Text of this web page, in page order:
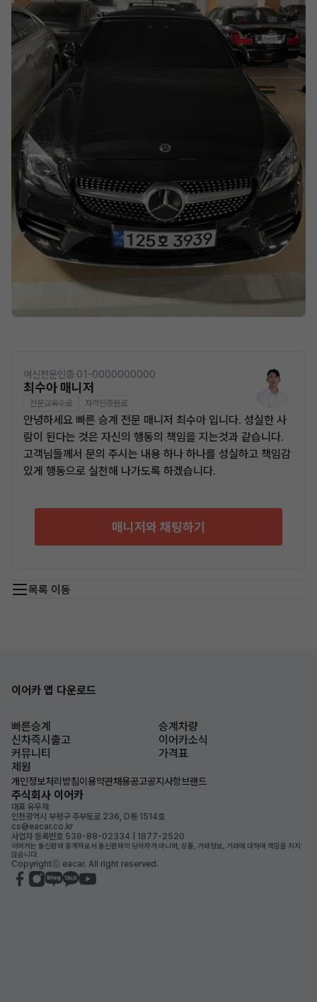
여신전문인증 01-0000000000
최수아 매니저
전문교육수료 자격인증완료
안녕하세요 빠른 승계 전문 매니저 최수아 입니다. 성실한 사
람이 된다는 것은 자신의 행동의 책임을 지는것과 같습니다.
고객님들께서 문의 주시는 내용 하나 하나를 성실하고 책임감
있게 행동으로 실천해 나가도록 하겠습니다.
매니저와 채팅하기
목록 이동
이어카 앱 다운로드
빠른승계
승계차량
신차즉시출고
이어카소식
커뮤니티
가격표
제원
개인정보처리방침이용약관채용공고공지사항브랜드
주식회사 이어카
대표 유우재
인천광역시 부평구 주부토로 236, D동 1514호
cs@eacar.co.kr
사업자 등록번호 539-88-02334 | 1877-2520
이어카는 통신판매 중개자로서 통신판매의 당사자가 아니며, 상품, 거래정보, 거래에 대하여 책임을 지지
않습니다.
Copyrightⓒ eacar. All right reserved.